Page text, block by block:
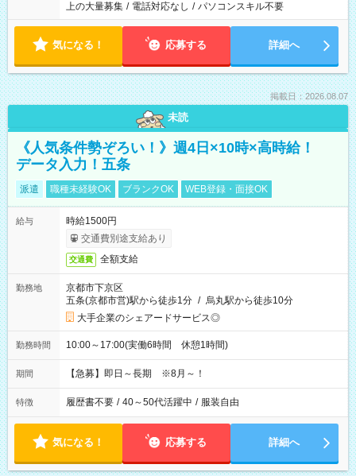
上の大量募集 / 電話対応なし / パソコンスキル不要
気になる！ 応募する 詳細へ
掲載日：2026.08.07
未読
《人気条件勢ぞろい！》週4日×10時×高時給！
データ入力！五条
派遣 職種未経験OK ブランクOK WEB登録・面接OK
給与
時給1500円
交通費別途支給あり
交通費 全額支給
勤務地
京都市下京区
五条(京都市営)駅から徒歩1分 / 烏丸駅から徒歩10分
大手企業のシェアードサービス◎
勤務時間 10:00～17:00(実働6時間 休憩1時間)
期間 【急募】即日～長期 ※8月～！
特徴 履歴書不要 / 40～50代活躍中 / 服装自由
気になる！ 応募する 詳細へ